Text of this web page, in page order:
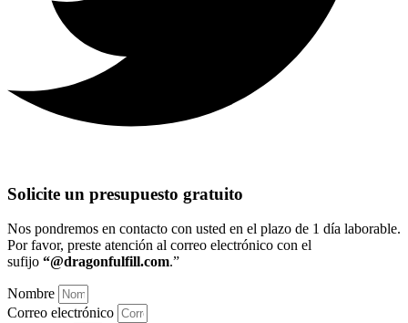
Solicite un presupuesto gratuito
Nos pondremos en contacto con usted en el plazo de 1 día laborable.
Por favor, preste atención al correo electrónico con el
sufijo “@dragonfulfill.com.”
Nombre
Correo electrónico